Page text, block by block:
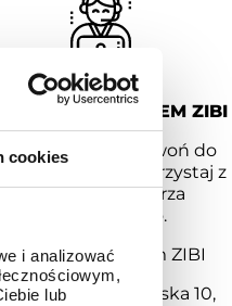
cookies
i analizować
lub
Z SERWISEM ZIBI
pytania? Zadzwoń do
Zibi bądź skorzystaj z
naszego formularza
kontaktowego.
z serwisem ZIBI
ul. Chodakowska 10,